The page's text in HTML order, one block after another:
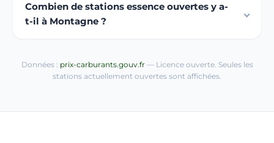
Combien de stations essence ouvertes y a-
t-il à Montagne ?
Données : prix-carburants.gouv.fr— Licence ouverte. Seules les
stations actuellement ouvertes sont affichées.